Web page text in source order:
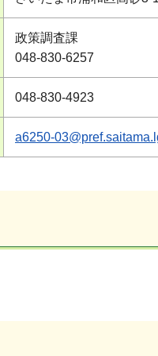
政策調査課
048-830-6257
048-830-4923
a6250-